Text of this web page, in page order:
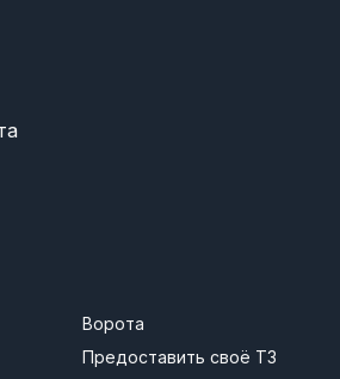
Ворота
Предоставить своё ТЗ